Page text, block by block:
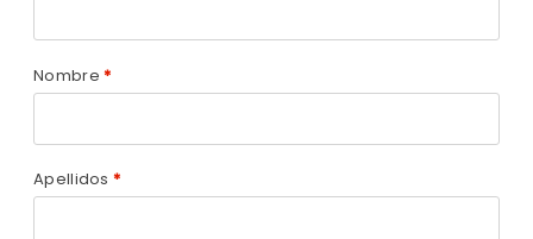
Nombre*
Apellidos *